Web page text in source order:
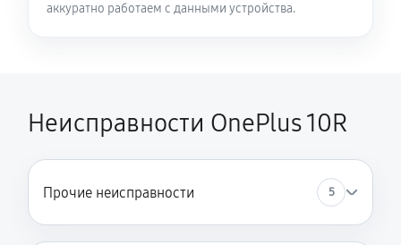
аккуратно работаем с данными устройства.
Неисправности OnePlus 10R
Прочие неисправности 5